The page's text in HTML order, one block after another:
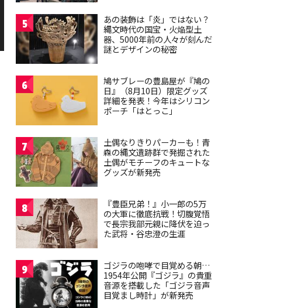
5
あの装飾は「炎」ではない？
縄文時代の国宝・火焔型土
器、5000年前の人々が刻んだ
謎とデザインの秘密
6
鳩サブレーの豊島屋が『鳩の
日』（8月10日）限定グッズ
詳細を発表！今年はシリコン
ポーチ「はとっこ」
7
土偶なりきりパーカーも！青
森の縄文遺跡群で発掘された
土偶がモチーフのキュートな
グッズが新発売
8
『豊臣兄弟！』小一郎の5万
の大軍に徹底抗戦！切腹覚悟
で長宗我部元親に降伏を迫っ
た武将・谷忠澄の生涯
9
ゴジラの咆哮で目覚める朝…
1954年公開『ゴジラ』の貴重
音源を搭載した「ゴジラ音声
目覚まし時計」が新発売